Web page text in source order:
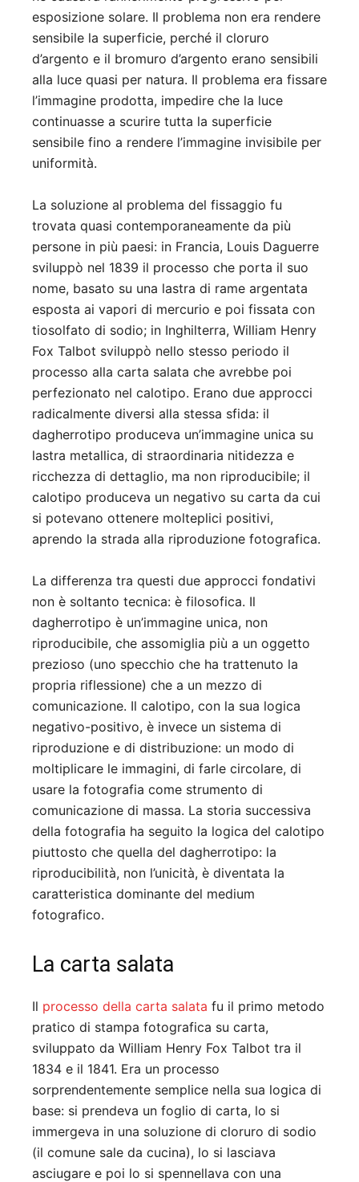
esposizione solare. Il problema non era rendere
sensibile la superficie, perché il cloruro
d’argento e il bromuro d’argento erano sensibili
alla luce quasi per natura. Il problema era fissare
l’immagine prodotta, impedire che la luce
continuasse a scurire tutta la superficie
sensibile fino a rendere l’immagine invisibile per
uniformità.
La soluzione al problema del fissaggio fu
trovata quasi contemporaneamente da più
persone in più paesi: in Francia, Louis Daguerre
sviluppò nel 1839 il processo che porta il suo
nome, basato su una lastra di rame argentata
esposta ai vapori di mercurio e poi fissata con
tiosolfato di sodio; in Inghilterra, William Henry
Fox Talbot sviluppò nello stesso periodo il
processo alla carta salata che avrebbe poi
perfezionato nel calotipo. Erano due approcci
radicalmente diversi alla stessa sfida: il
dagherrotipo produceva un’immagine unica su
lastra metallica, di straordinaria nitidezza e
ricchezza di dettaglio, ma non riproducibile; il
calotipo produceva un negativo su carta da cui
si potevano ottenere molteplici positivi,
aprendo la strada alla riproduzione fotografica.
La differenza tra questi due approcci fondativi
non è soltanto tecnica: è filosofica. Il
dagherrotipo è un’immagine unica, non
riproducibile, che assomiglia più a un oggetto
prezioso (uno specchio che ha trattenuto la
propria riflessione) che a un mezzo di
comunicazione. Il calotipo, con la sua logica
negativo-positivo, è invece un sistema di
riproduzione e di distribuzione: un modo di
moltiplicare le immagini, di farle circolare, di
usare la fotografia come strumento di
comunicazione di massa. La storia successiva
della fotografia ha seguito la logica del calotipo
piuttosto che quella del dagherrotipo: la
riproducibilità, non l’unicità, è diventata la
caratteristica dominante del medium
fotografico.
La carta salata
Il processo della carta salata fu il primo metodo
pratico di stampa fotografica su carta,
sviluppato da William Henry Fox Talbot tra il
1834 e il 1841. Era un processo
sorprendentemente semplice nella sua logica di
base: si prendeva un foglio di carta, lo si
immergeva in una soluzione di cloruro di sodio
(il comune sale da cucina), lo si lasciava
asciugare e poi lo si spennellava con una